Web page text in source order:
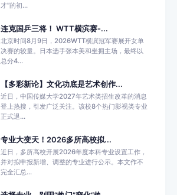
才”的初...
连克国乒三将！ WTT横滨赛-...
北京时间8月9日，2026WTT横滨冠军赛展开女单
决赛的较量。日本选手张本美和坐拥主场，最终以
总分4...
【多彩新论】文化功底是艺术创作...
近日，中国传媒大学2027年艺术类招生改革的消息
登上热搜，引发广泛关注。该校8个热门影视类专业
正式退...
专业大变天！2026多所高校拟...
近日，多所高校开展2026年度本科专业设置工作，
并对拟申报新增、调整的专业进行公示。本文作不
完全汇总...